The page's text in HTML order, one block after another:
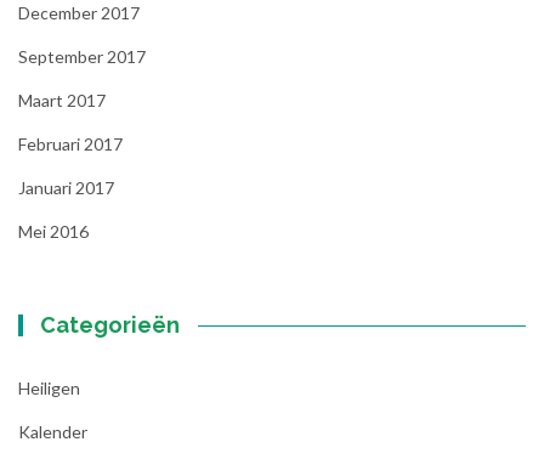
December 2017
September 2017
Maart 2017
Februari 2017
Januari 2017
Mei 2016
Categorieën
Heiligen
Kalender